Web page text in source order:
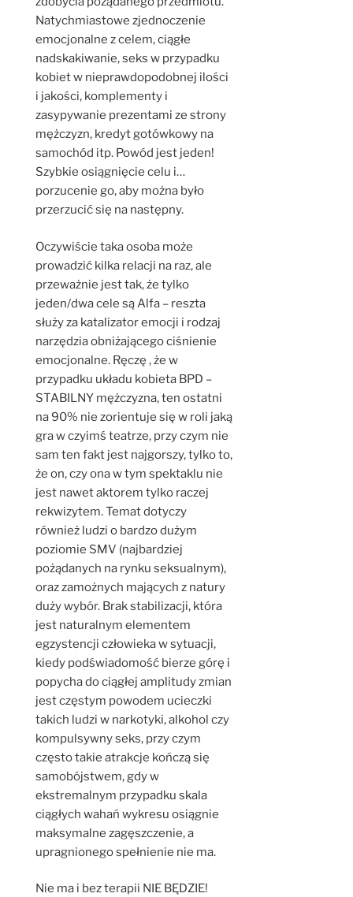
Natychmiastowe zjednoczenie
emocjonalne z celem, ciągłe
nadskakiwanie, seks w przypadku
kobiet w nieprawdopodobnej ilości
i jakości, komplementy i
zasypywanie prezentami ze strony
mężczyzn, kredyt gotówkowy na
samochód itp. Powód jest jeden!
Szybkie osiągnięcie celu i…
porzucenie go, aby można było
przerzucić się na następny.
Oczywiście taka osoba może
prowadzić kilka relacji na raz, ale
przeważnie jest tak, że tylko
jeden/dwa cele są Alfa – reszta
służy za katalizator emocji i rodzaj
narzędzia obniżającego ciśnienie
emocjonalne. Ręczę , że w
przypadku układu kobieta BPD –
STABILNY mężczyzna, ten ostatni
na 90% nie zorientuje się w roli jaką
gra w czyimś teatrze, przy czym nie
sam ten fakt jest najgorszy, tylko to,
że on, czy ona w tym spektaklu nie
jest nawet aktorem tylko raczej
rekwizytem. Temat dotyczy
również ludzi o bardzo dużym
poziomie SMV (najbardziej
pożądanych na rynku seksualnym),
oraz zamożnych mających z natury
duży wybór. Brak stabilizacji, która
jest naturalnym elementem
egzystencji człowieka w sytuacji,
kiedy podświadomość bierze górę i
popycha do ciągłej amplitudy zmian
jest częstym powodem ucieczki
takich ludzi w narkotyki, alkohol czy
kompulsywny seks, przy czym
często takie atrakcje kończą się
samobójstwem, gdy w
ekstremalnym przypadku skala
ciągłych wahań wykresu osiągnie
maksymalne zagęszczenie, a
upragnionego spełnienie nie ma.
Nie ma i bez terapii NIE BĘDZIE!